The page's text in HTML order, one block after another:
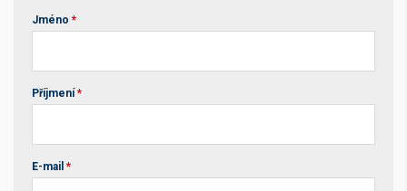
Jméno *
Příjmení *
E-mail *